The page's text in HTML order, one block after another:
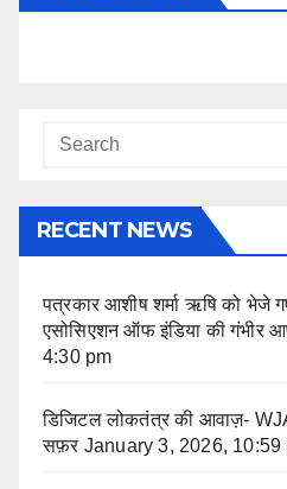
RECENT NEWS
पत्रकार आशीष शर्मा ऋषि को भेजे
एसोसिएशन ऑफ इंडिया की गंभीर
4:30 pm
डिजिटल लोकतंत्र की आवाज़-
सफ़र January 3, 2026, 10:59